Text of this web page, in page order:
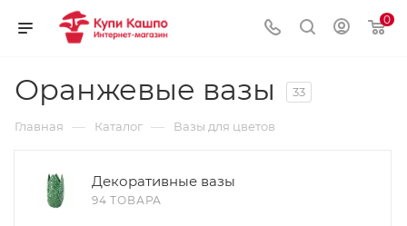
0
Оранжевые вазы 33
Главная — Каталог — Вазы для цветов
Декоративные вазы
94 ТОВАРА